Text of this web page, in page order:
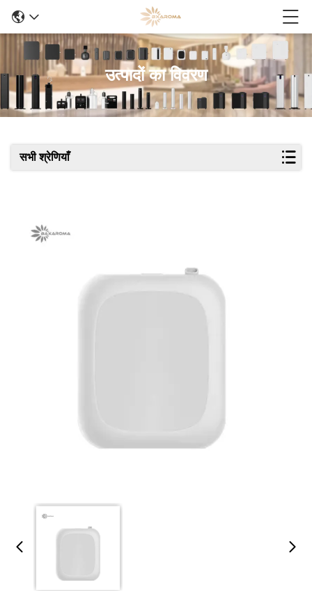
उत्पादों का विवरण
सभी श्रेणियाँ